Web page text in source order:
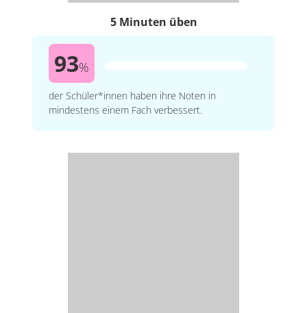
5 Minuten üben
93%
der Schüler*innen haben ihre Noten in
mindestens einem Fach verbessert.